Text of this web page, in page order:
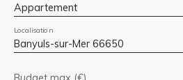
Appartement
Banyuls-sur-Mer 66650
Localisation